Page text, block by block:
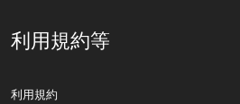
利用規約等
利用規約